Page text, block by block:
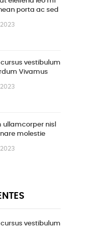
porta ac sed
2023
cursus vestibulum
Vivamus
2023
ullamcorper nisl
molestie
2023
cursus vestibulum